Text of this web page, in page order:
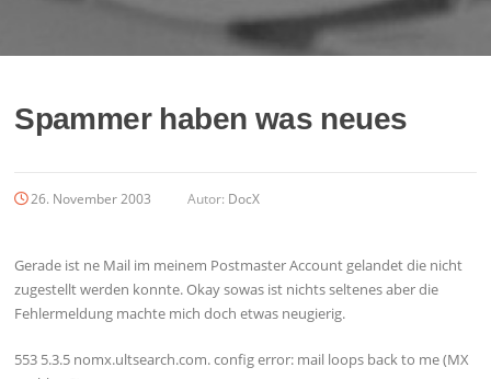
Spammer haben was neues
26. November 2003 Autor: DocX
Gerade ist ne Mail im meinem Postmaster Account gelandet die nicht
zugestellt werden konnte. Okay sowas ist nichts seltenes aber die
Fehlermeldung machte mich doch etwas neugierig.
553 5.3.5 nomx.ultsearch.com. config error: mail loops back to me (MX